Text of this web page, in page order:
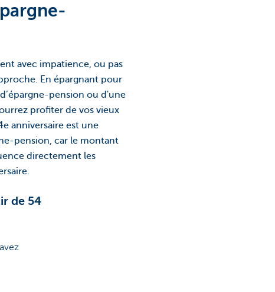
avec impatience, ou pas
En épargnant pour
pension ou d'une
profiter de vos vieux
anniversaire est une
pension, car le montant
directement les
de 54